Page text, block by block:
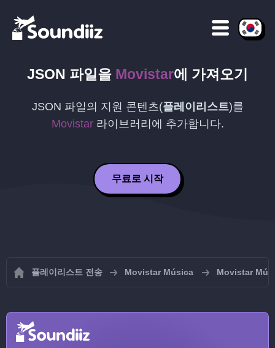
JSON 파일을 Movistar에 가져오기
JSON 파일의 지원 콘텐츠(플레이리스트)를
Movistar라이브러리에 추가합니다.
무료로 시작
플레이리스트 전송 Movistar Música Movistar